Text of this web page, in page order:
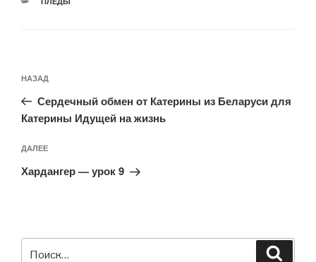
по
записям
Предыдущая
запись:
НАЗАД
Сердечный обмен от Катерины из Беларуси для
Катерины Идущей на жизнь
Следующая
запись
ДАЛЕЕ
Хардангер — урок 9